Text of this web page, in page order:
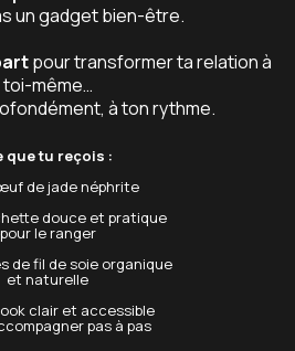
un gadget bien-être.
pour transformer ta relation à
toi-même…
à ton rythme.
que tu reçois :
de jade néphrite
douce et pratique
pour le ranger
de fil de soie organique
et naturelle
clair et accessible
pas à pas